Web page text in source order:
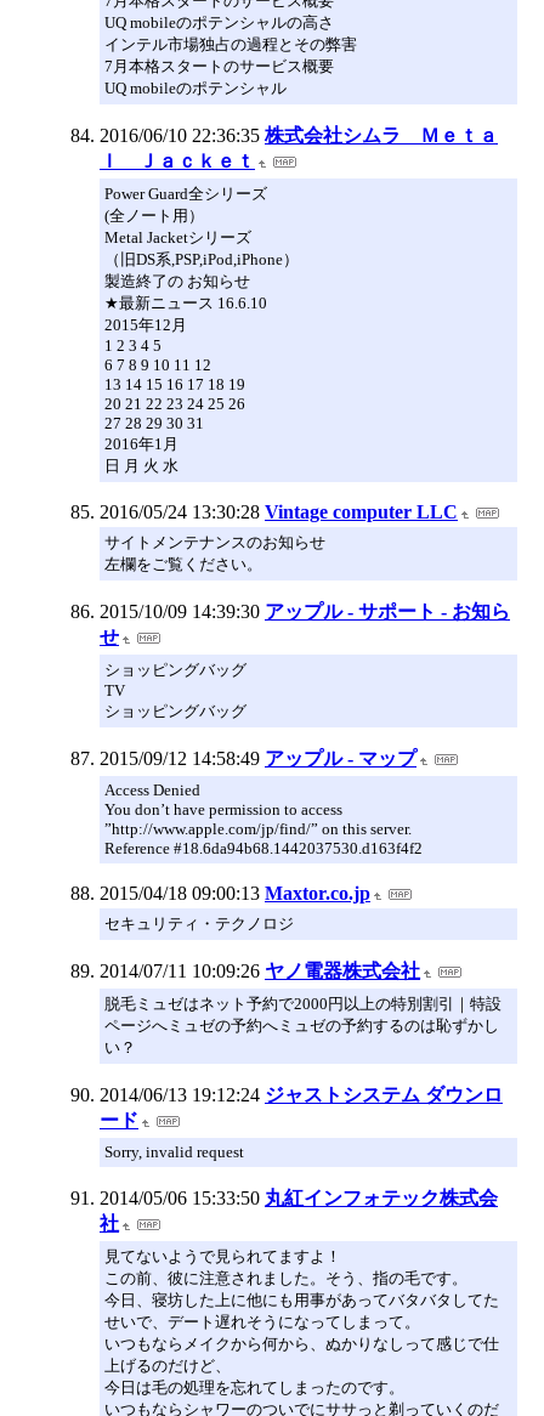
UQ mobileのポテンシャルの高さ
インテル市場独占の過程とその弊害
7月本格スタートのサービス概要
UQ mobileのポテンシャル
2016/06/10 22:36:35 株式会社シムラ Ｍｅｔａ
ｌ Ｊａｃｋｅｔ
Power Guard全シリーズ
(全ノート用）
Metal Jacketシリーズ
（旧DS系,PSP,iPod,iPhone）
製造終了の お知らせ
★最新ニュース 16.6.10
2015年12月
1 2 3 4 5
6 7 8 9 10 11 12
13 14 15 16 17 18 19
20 21 22 23 24 25 26
27 28 29 30 31
2016年1月
日 月 火 水
2016/05/24 13:30:28 Vintage computer LLC
サイトメンテナンスのお知らせ
左欄をご覧ください。
2015/10/09 14:39:30 アップル - サポート - お知ら
せ
ショッピングバッグ
TV
ショッピングバッグ
2015/09/12 14:58:49 アップル - マップ
Access Denied
You don’t have permission to access
”http://www.apple.com/jp/find/” on this server.
Reference #18.6da94b68.1442037530.d163f4f2
2015/04/18 09:00:13 Maxtor.co.jp
セキュリティ・テクノロジ
2014/07/11 10:09:26 ヤノ電器株式会社
脱毛ミュゼはネット予約で2000円以上の特別割引｜特設
ページへミュゼの予約へミュゼの予約するのは恥ずかし
い？
2014/06/13 19:12:24 ジャストシステム ダウンロ
ード
Sorry, invalid request
2014/05/06 15:33:50 丸紅インフォテック株式会
社
見てないようで見られてますよ！
この前、彼に注意されました。そう、指の毛です。
今日、寝坊した上に他にも用事があってバタバタしてた
せいで、デート遅れそうになってしまって。
いつもならメイクから何から、ぬかりなしって感じで仕
上げるのだけど、
今日は毛の処理を忘れてしまったのです。
いつもならシャワーのついでにササっと剃っていくのだ